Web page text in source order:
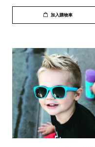
加入購物車